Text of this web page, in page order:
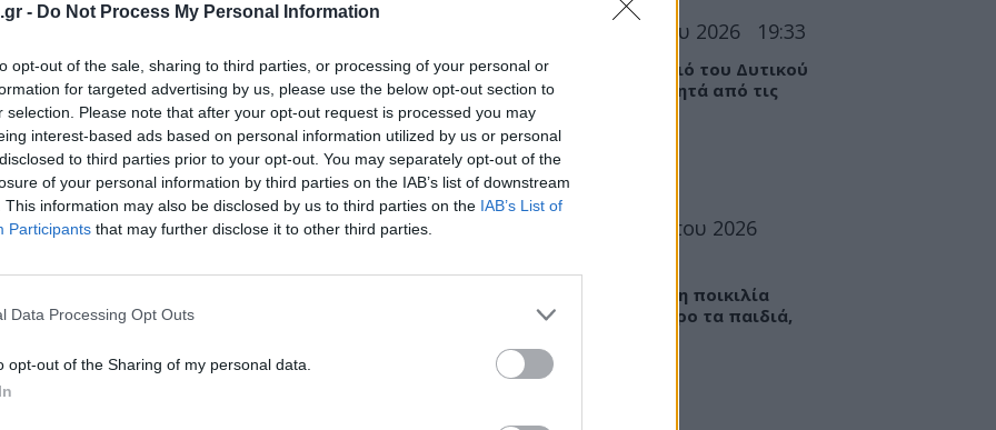
- Do Not Process My Personal Information
opt-out of the sale, sharing to third parties, or processing of your personal or
for targeted advertising by us, please use the below opt-out section to
selection. Please note that after your opt-out request is processed you may
interest-based ads based on personal information utilized by us or personal
to third parties prior to your opt-out. You may separately opt-out of the
of your personal information by third parties on the IAB’s list of downstream
This information may also be disclosed by us to third parties on the IAB’s List of
Participants that may further disclose it to other third parties.
Data Processing Opt Outs
opt-out of the Sharing of my personal data.
του σώματος, απαντούν ο Dr. Christian
Επιστημών & Ιατρικής, και η
συνεργάτις στο Πανεπιστήμιο
07 Αυγούστου 2026 19:33
ΙΣΑ: «Καμπανάκι» για τον ιό του Δυτικού
Νείλου στην Αττική – Τι ζητά από τις
Αρχές
07 Αυγούστου 2026
Κεχρί: Πώς μια ενισχυμένη ποικιλία
μπορεί να «γεμίσει» σίδηρο τα παιδιά,